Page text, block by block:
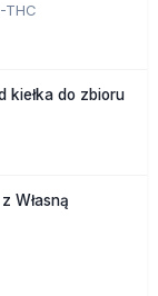
THC
kiełka do zbioru
Własną